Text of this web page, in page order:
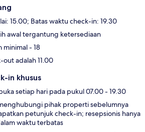
15.00; Batas waktu check-in: 19.30
awal tergantung ketersediaan
minimal - 18
adalah 11.00
in khusus
setiap hari pada pukul 07.00 - 19.30
pihak properti sebelumnya
petunjuk check-in; resepsionis hanya
waktu terbatas